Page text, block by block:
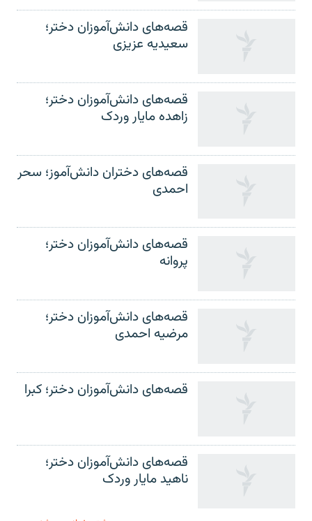
قصه‌های دانش‌آموزان دختر؛
سعیدیه عزیزی
قصه‌های دانش‌آموزان دختر؛
زاهده مایار وردک
قصه‌های دختران دانش‌آموز؛ سحر
احمدی
قصه‌های دانش‌آموزان دختر؛
پروانه
قصه‌های دانش‌آموزان دختر؛
مرضیه احمدی
قصه‌های دانش‌آموزان دختر؛ کبرا
قصه‌های دانش‌آموزان دختر؛
ناهید مایار وردک